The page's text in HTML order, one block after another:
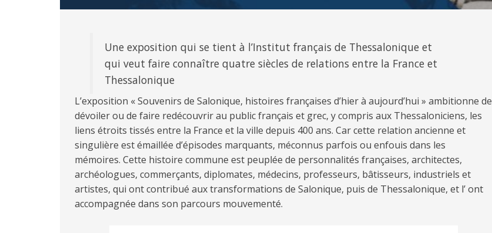
Une exposition qui se tient à l’Institut français de Thessalonique et
qui veut faire connaître quatre siècles de relations entre la France et
Thessalonique
L’exposition « Souvenirs de Salonique, histoires françaises d’hier à aujourd’hui » ambitionne de
dévoiler ou de faire redécouvrir au public français et grec, y compris aux Thessaloniciens, les
liens étroits tissés entre la France et la ville depuis 400 ans. Car cette relation ancienne et
singulière est émaillée d’épisodes marquants, méconnus parfois ou enfouis dans les
mémoires. Cette histoire commune est peuplée de personnalités françaises, architectes,
archéologues, commerçants, diplomates, médecins, professeurs, bâtisseurs, industriels et
artistes, qui ont contribué aux transformations de Salonique, puis de Thessalonique, et l’ ont
accompagnée dans son parcours mouvementé.